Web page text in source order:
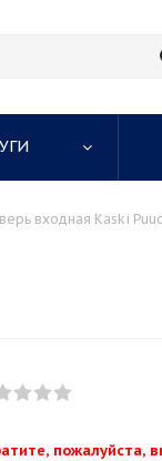
входная Kaski
пожалуйста,